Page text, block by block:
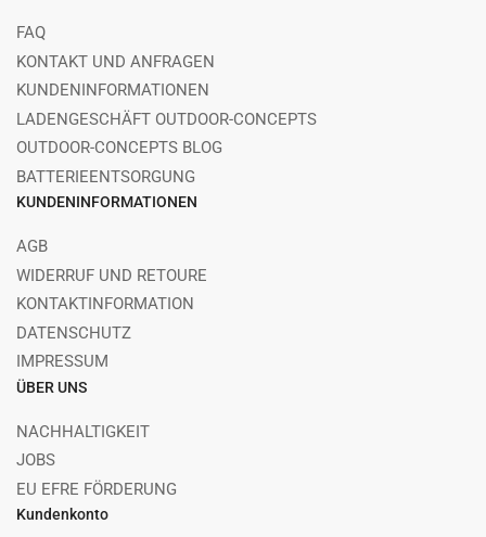
FAQ
KONTAKT UND ANFRAGEN
KUNDENINFORMATIONEN
LADENGESCHÄFT OUTDOOR-CONCEPTS
OUTDOOR-CONCEPTS BLOG
BATTERIEENTSORGUNG
KUNDENINFORMATIONEN
AGB
WIDERRUF UND RETOURE
KONTAKTINFORMATION
DATENSCHUTZ
IMPRESSUM
ÜBER UNS
NACHHALTIGKEIT
JOBS
EU EFRE FÖRDERUNG
Kundenkonto